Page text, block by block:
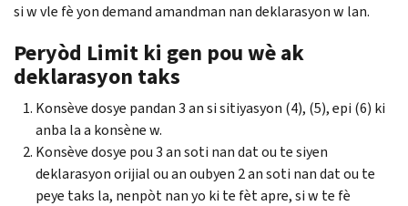
si w vle fè yon demand amandman nan deklarasyon w lan.
Peryòd Limit ki gen pou wè ak
deklarasyon taks
Konsève dosye pandan 3 an si sitiyasyon (4), (5), epi (6) ki
anba la a konsène w.
Konsève dosye pou 3 an soti nan dat ou te siyen
deklarasyon orijial ou an oubyen 2 an soti nan dat ou te
peye taks la, nenpòt nan yo ki te fèt apre, si w te fè